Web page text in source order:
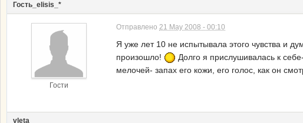
Гость_elisis_*
Гости
Отправлено 21 May 2008 - 00:10
Я уже лет 10 не испытывала этого чувства и
произошло!
Долго я прислушивалась к
мелочей- запах его кожи, его голос, как он
vleta